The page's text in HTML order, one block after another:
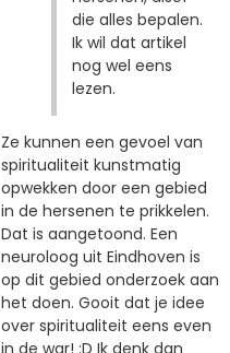
die alles bepalen.
Ik wil dat artikel
nog wel eens
lezen.
Ze kunnen een gevoel van
spiritualiteit kunstmatig
opwekken door een gebied
in de hersenen te prikkelen.
Dat is aangetoond. Een
neuroloog uit Eindhoven is
op dit gebied onderzoek aan
het doen. Gooit dat je idee
over spiritualiteit eens even